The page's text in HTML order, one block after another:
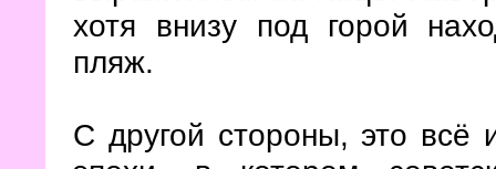
хотя внизу под горой
пляж.
С другой стороны, это всё